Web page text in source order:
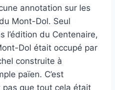
annotation sur les
Mont-Dol. Seul
l’édition du Centenaire,
Dol était occupé par
construite à
païen. C’est
que tout cela était